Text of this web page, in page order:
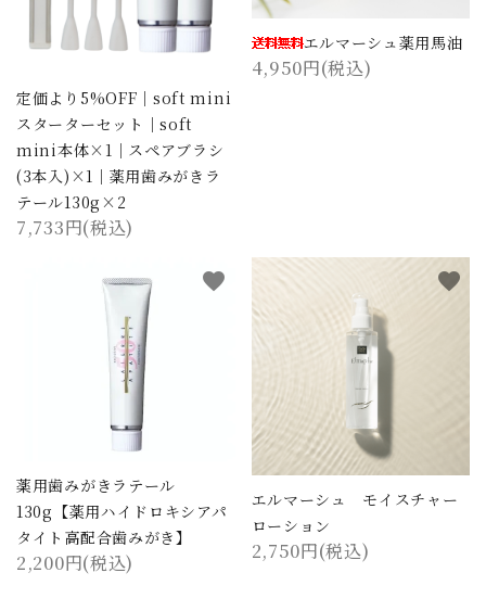
定価より5%OFF｜soft mini
スターターセット｜soft
mini本体×1｜スペアブラシ
(3本入)×1｜薬用歯みがきラ
テール130g×2
7,733円(税込)
エルマーシュ薬用馬油
4,950円(税込)
薬用歯みがきラテール
130g【薬用ハイドロキシアパ
タイト高配合歯みがき】
2,200円(税込)
favorite
エルマーシュ モイスチャー
ローション
2,750円(税込)
favorite